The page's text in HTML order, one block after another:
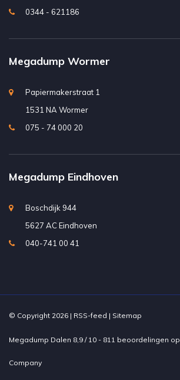
0344 - 621186
Megadump Wormer
Papiermakerstraat 1
1531 NA Wormer
075 - 74 000 20
Megadump Eindhoven
Boschdijk 944
5627 AC Eindhoven
040-741 00 41
© Copyright 2026 | RSS-feed | Sitemap
Megadump Dalen 8,9 / 10 - 811 beoordelingen op
Company